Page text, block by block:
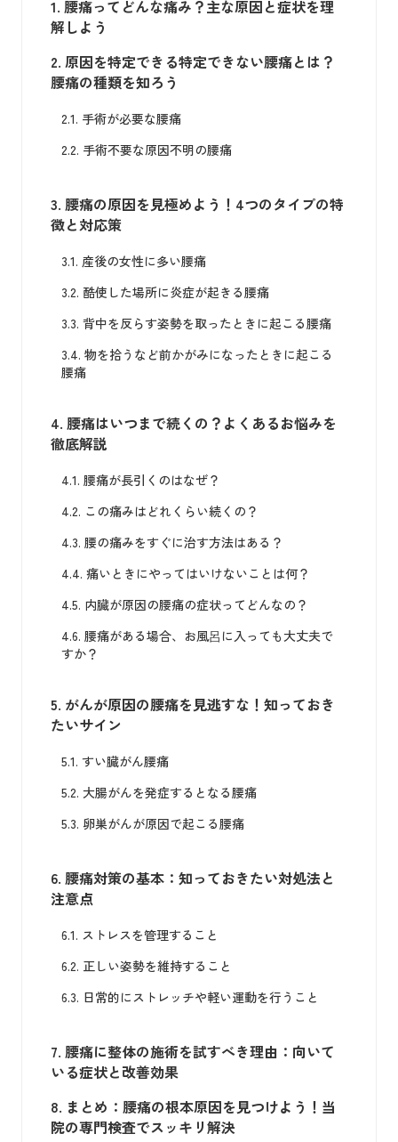
1. 腰痛ってどんな痛み？主な原因と症状を理
解しよう
2. 原因を特定できる特定できない腰痛とは？
腰痛の種類を知ろう
2.1. 手術が必要な腰痛
2.2. 手術不要な原因不明の腰痛
3. 腰痛の原因を見極めよう！4つのタイプの特
徴と対応策
3.1. 産後の女性に多い腰痛
3.2. 酷使した場所に炎症が起きる腰痛
3.3. 背中を反らす姿勢を取ったときに起こる腰痛
3.4. 物を拾うなど前かがみになったときに起こる
腰痛
4. 腰痛はいつまで続くの？よくあるお悩みを
徹底解説
4.1. 腰痛が長引くのはなぜ？
4.2. この痛みはどれくらい続くの？
4.3. 腰の痛みをすぐに治す方法はある？
4.4. 痛いときにやってはいけないことは何？
4.5. 内臓が原因の腰痛の症状ってどんなの？
4.6. 腰痛がある場合、お風呂に入っても大丈夫で
すか？
5. がんが原因の腰痛を見逃すな！知っておき
たいサイン
5.1. すい臓がん腰痛
5.2. 大腸がんを発症するとなる腰痛
5.3. 卵巣がんが原因で起こる腰痛
6. 腰痛対策の基本：知っておきたい対処法と
注意点
6.1. ストレスを管理すること
6.2. 正しい姿勢を維持すること
6.3. 日常的にストレッチや軽い運動を行うこと
7. 腰痛に整体の施術を試すべき理由：向いて
いる症状と改善効果
8. まとめ：腰痛の根本原因を見つけよう！当
院の専門検査でスッキリ解決